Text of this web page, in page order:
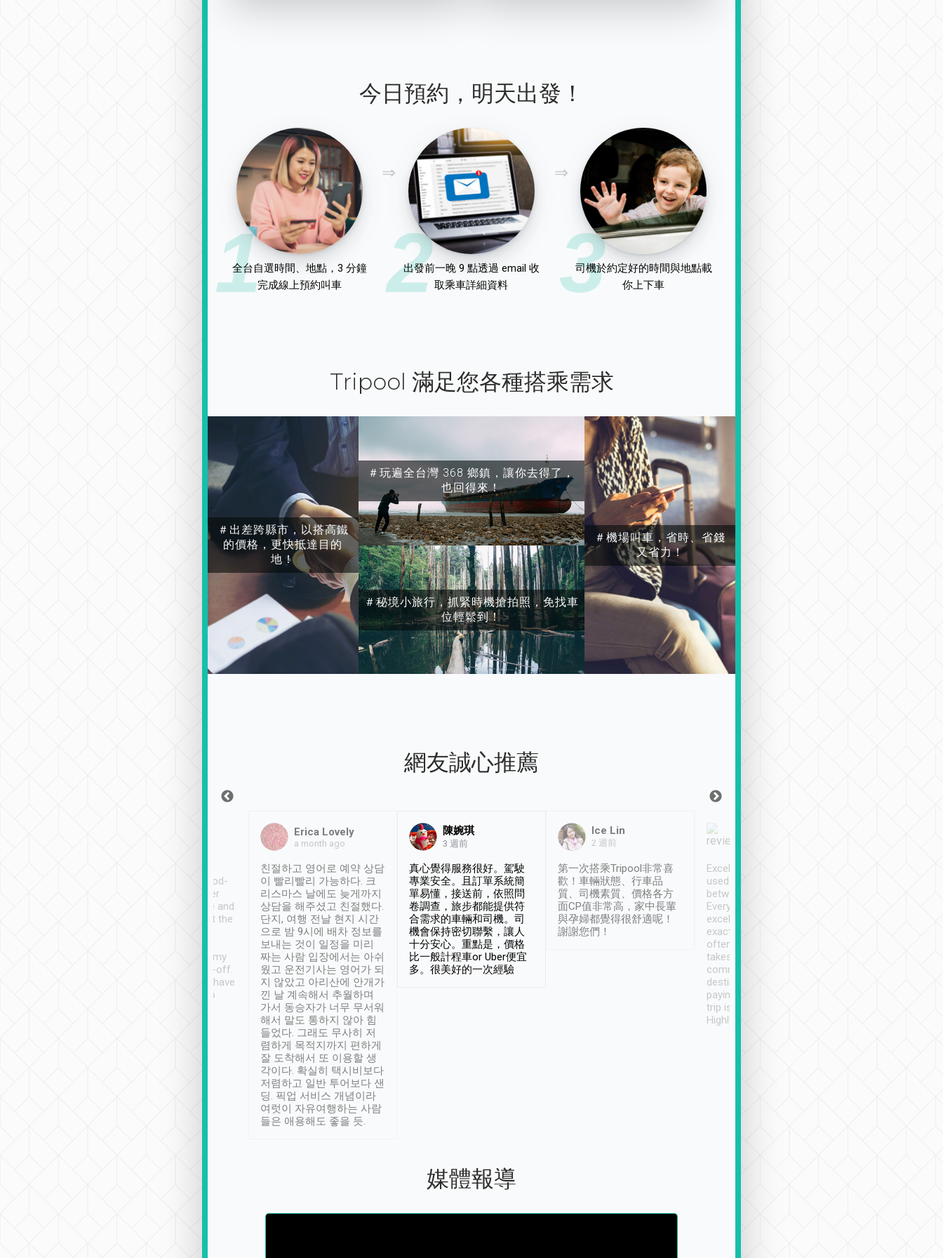
今日預約，明天出發！
1
全台自選時間、地點，3 分鐘
完成線上預約叫車
2
出發前一晚 9 點透過 email 收
取乘車詳細資料
3
司機於約定好的時間與地點載
你上下車
Tripool 滿足您各種搭乘需求
＃出差跨縣市，以搭高鐵
的價格，更快抵達目的
地！
＃玩遍全台灣 368 鄉鎮，讓你去得了，
也回得來！
＃秘境小旅行，抓緊時機搶拍照，免找車
位輕鬆到！
＃機場叫車，省時、省錢
又省力！
網友誠心推薦
service, vehicles in good-
condition and the driver
service was awesome and
thoughtful. Driver went the
have safely arrived at my
destination after drop-off.
Definitely something I have
not seen elsewhere 👍
Erica Lovely
a month ago
친절하고 영어로 예약 상담
이 빨리빨리 가능하다. 크
리스마스 날에도 늦게까지
상담을 해주셨고 친절했다.
단지, 여행 전날 현지 시간
으로 밤 9시에 배차 정보를
보내는 것이 일정을 미리
짜는 사람 입장에서는 아쉬
웠고 운전기사는 영어가 되
지 않았고 아리산에 안개가
낀 날 계속해서 추월하며
가서 동승자가 너무 무서워
해서 말도 통하지 않아 힘
들었다. 그래도 무사히 저
렴하게 목적지까지 편하게
잘 도착해서 또 이용할 생
각이다. 확실히 택시비보다
저렴하고 일반 투어보다 샌
딩. 픽업 서비스 개념이라
여럿이 자유여행하는 사람
들은 애용해도 좋을 듯.
陳婉琪
3 週前
真心覺得服務很好。駕駛
專業安全。且訂單系統簡
單易懂，接送前，依照問
卷調查，旅步都能提供符
合需求的車輛和司機。司
機會保持密切聯繫，讓人
十分安心。重點是，價格
比一般計程車or Uber便宜
多。很美好的一次經驗
Ice Lin
2 週前
第一次搭乘Tripool非常喜
歡！車輛狀態、行車品
質、司機素質、價格各方
面CP值非常高，家中長輩
與孕婦都覺得很舒適呢！
謝謝您們！
Excellent service. We have
used Tripool to travel
between cities in Taiwan.
Every driver has been
excellent and arrives
exactly on time. As there is
often limited English it
takes the difficulty out of
communicating the
destination details and
paying online prior to the
trip is very convenient.
Highly recommended
媒體報導